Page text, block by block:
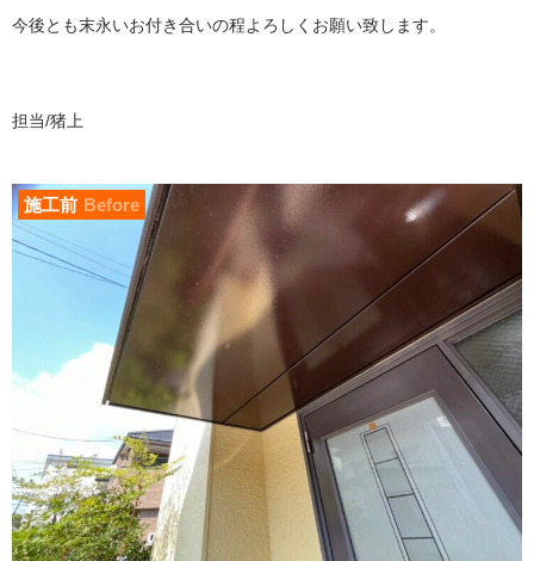
今後とも末永いお付き合いの程よろしくお願い致します。
担当/猪上
施工前 Before